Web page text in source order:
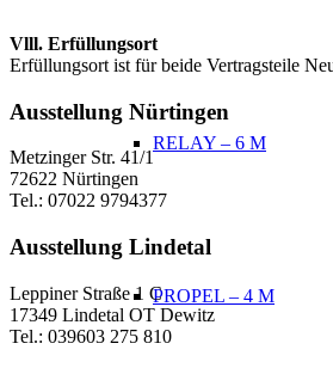
RELAY – 6 M
PROPEL – 4 M
Vlll. Erfüllungsort
Erfüllungsort ist für beide Vertragsteile
Ausstellung Nürtingen
Metzinger Str. 41/1
72622 Nürtingen
Tel.: 07022 9794377
Ausstellung Lindetal
Leppiner Straße 1 C
17349 Lindetal OT Dewitz
Tel.: 039603 275 810